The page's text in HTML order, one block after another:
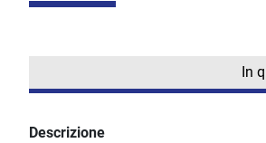
In
Descrizione